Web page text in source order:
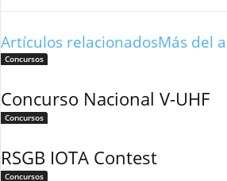
Artículos relacionadosMás del
Concursos
Concurso Nacional V-UHF
Concursos
RSGB IOTA Contest
Concursos